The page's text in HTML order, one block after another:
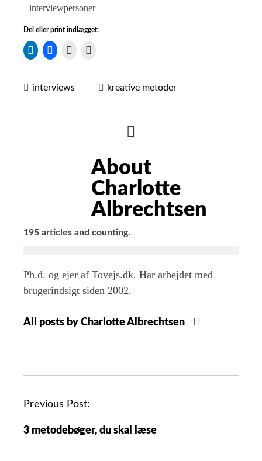
interviewpersoner
Del eller print indlægget:
interviews kreative metoder
AUTHOR
BIO
About
Charlotte
Albrechtsen
195 articles and counting.
Ph.d. og ejer af Tovejs.dk. Har arbejdet med
brugerindsigt siden 2002.
All posts by Charlotte Albrechtsen
Previous Post:
3 metodebøger, du skal læse